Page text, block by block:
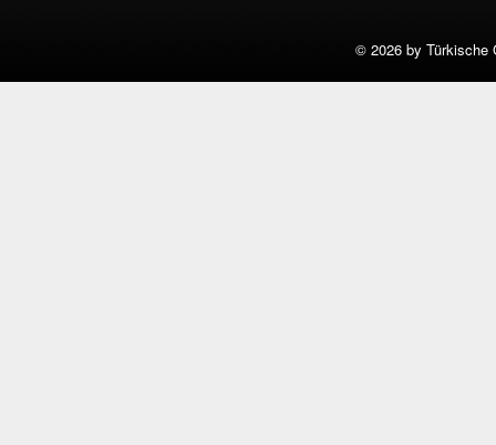
© 2026 by Türkische